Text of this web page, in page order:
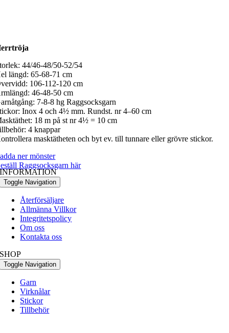
44/46-48/50-52/54
längd: 65-68-71 cm
106-112-120 cm
46-48-50 cm
7-8-8 hg Raggsocksgarn
Inox 4 och 4½ mm. Rundst. nr 4–60 cm
18 m på st nr 4½ = 10 cm
4 knappar
masktätheten och byt ev. till tunnare eller grövre stickor.
ner mönster
Raggsocksgarn här
INFORMATION
Toggle Navigation
Återförsäljare
Allmänna Villkor
Integritetspolicy
Om oss
Kontakta oss
SHOP
Toggle Navigation
Garn
Virknålar
Stickor
Tillbehör